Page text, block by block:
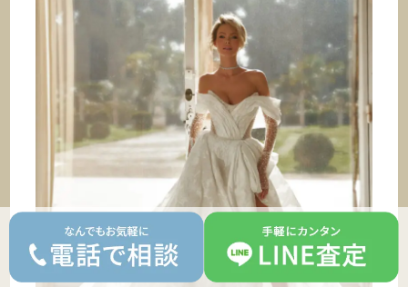
ASK
オクサーナムハ
EVELYN-1 エブリン-1
ASK
オクサーナムハ
EVERLY エブリイ
ASK